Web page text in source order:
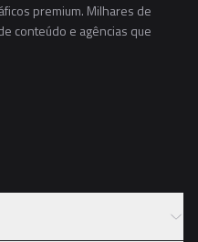
premium. Milhares de
conteúdo e agências que